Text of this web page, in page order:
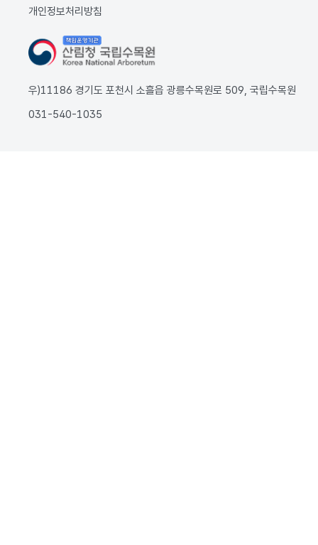
개인정보처리방침
우)11186 경기도 포천시 소흘읍 광릉수목원로 509, 국립수목원
031-540-1035